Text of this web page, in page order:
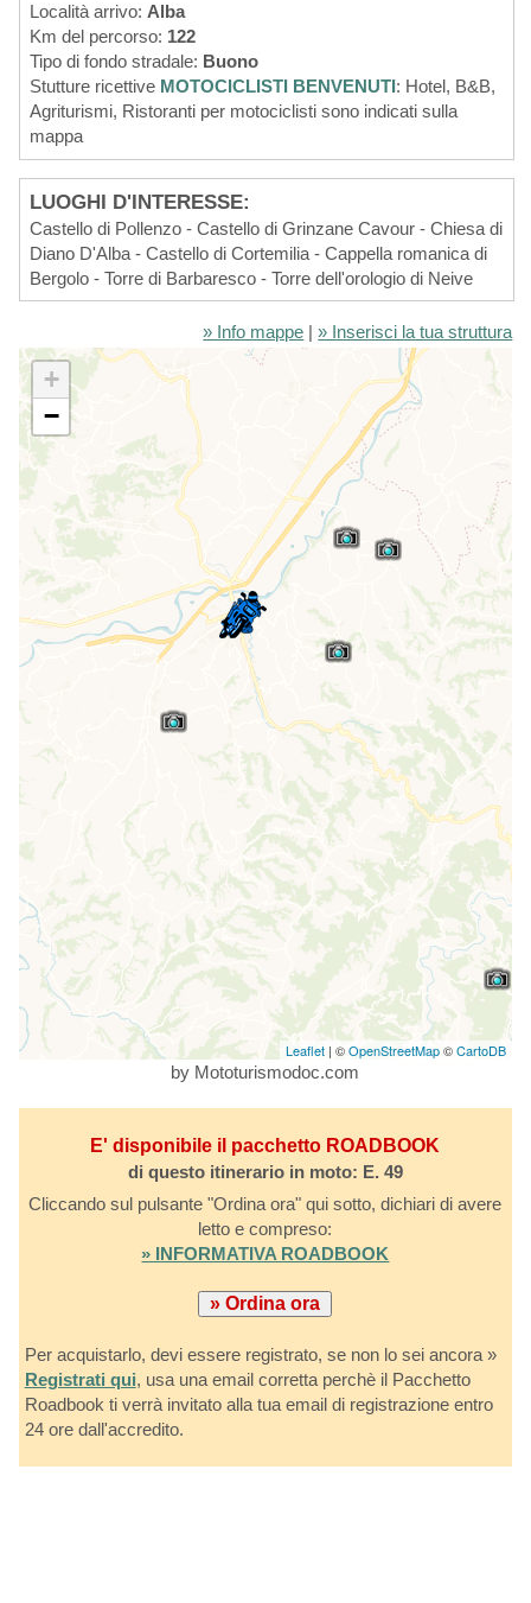
Località arrivo: Alba
Km del percorso: 122
Tipo di fondo stradale: Buono
Stutture ricettive MOTOCICLISTI BENVENUTI: Hotel, B&B,
Agriturismi, Ristoranti per motociclisti sono indicati sulla
mappa
LUOGHI D'INTERESSE:
Castello di Pollenzo - Castello di Grinzane Cavour - Chiesa di
Diano D'Alba - Castello di Cortemilia - Cappella romanica di
Bergolo - Torre di Barbaresco - Torre dell'orologio di Neive
» Info mappe |» Inserisci la tua struttura
+
−
Leaflet | ©OpenStreetMap©CartoDB
by Mototurismodoc.com
E' disponibile il pacchetto ROADBOOK
di questo itinerario in moto: E. 49
Cliccando sul pulsante "Ordina ora" qui sotto, dichiari di avere
letto e compreso:
» INFORMATIVA ROADBOOK
Per acquistarlo, devi essere registrato, se non lo sei ancora »
Registrati qui, usa una email corretta perchè il Pacchetto
Roadbook ti verrà invitato alla tua email di registrazione entro
24 ore dall'accredito.